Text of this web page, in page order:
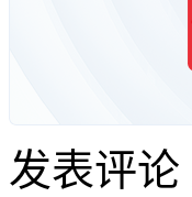
发表评论